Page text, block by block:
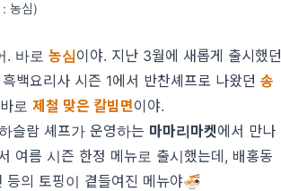
농심)
. 바로농심이야. 지난 3월에 새롭게 출시했던
백요리사 시즌 1에서 반찬셰프로 나왔던송
바로제철 맞은 칼빔면이야.
슬람 셰프가 운영하는 마마리마켓에서 만나
여름 시즌 한정 메뉴로 출시했는데, 배홍동
등의 토핑이 곁들여진 메뉴야🍜